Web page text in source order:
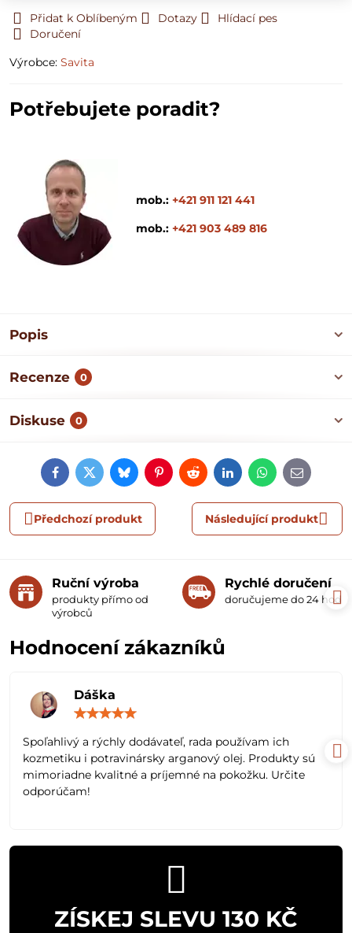
Přidat k Oblíbeným Dotazy
Hlídací pes
Doručení
Výrobce: Savita
Potřebujete poradit?
mob.: +421 911 121 441
mob.: +421 903 489 816
Popis
Recenze 0
Diskuse 0
FacebookTwitterBlueskyPinterestRedditLinkedInWhatsApp
E-
mail
Předchozí produkt Následující produkt
Ruční výroba
produkty přímo od
výrobců
Rychlé doručení
doručujeme do 24 hodin
Hodnocení zákazníků
Dáška
5
Spoľahlivý a rýchly dodávateľ, rada používam ich
kozmetiku i potravinársky arganový olej. Produkty sú
mimoriadne kvalitné a príjemné na pokožku. Určite
odporúčam!
ZÍSKEJ SLEVU 130 KČ